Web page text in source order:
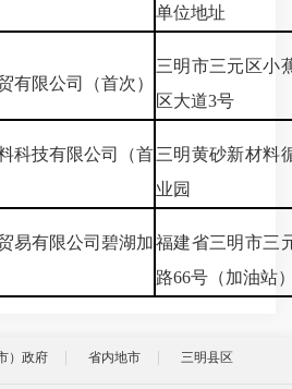
单位地址
有限公司（首次）
三明市三元区小
区大道3号
科技有限公司（首三明黄砂新材料
业园
易有限公司碧湖加福建省三明市三
路66号（加油站
）政府 省内地市 三明县区